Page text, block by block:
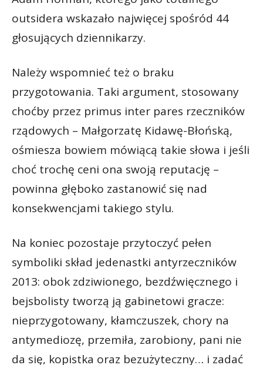
outsidera wskazało najwięcej spośród 44
głosujących dziennikarzy.
Należy wspomnieć też o braku
przygotowania. Taki argument, stosowany
choćby przez primus inter pares rzeczników
rządowych – Małgorzatę Kidawę-Błońską,
ośmiesza bowiem mówiącą takie słowa i jeśli
choć trochę ceni ona swoją reputację –
powinna głęboko zastanowić się nad
konsekwencjami takiego stylu.
Na koniec pozostaje przytoczyć pełen
symboliki skład jedenastki antyrzeczników
2013: obok zdziwionego, bezdźwięcznego i
bejsbolisty tworzą ją gabinetowi gracze:
nieprzygotowany, kłamczuszek, chory na
antymediozę, przemiła, zarobiony, pani nie
da się, kopistka oraz bezużyteczny… i zadać